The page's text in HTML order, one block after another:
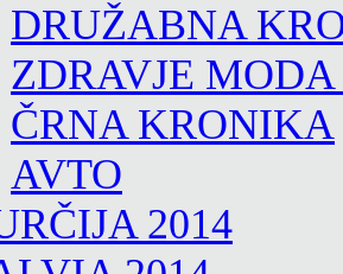
DRUŽABNA
ZDRAVJE
ČRNA KRONIKA
AVTO
2014